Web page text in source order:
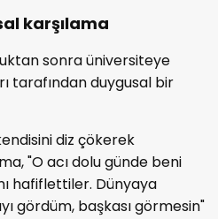
karşılama
sonra üniversiteye
tarafından duygusal bir
diz çökerek
"O acı dolu günde beni
hafiflettiler. Dünyaya
gördüm, başkası görmesin"